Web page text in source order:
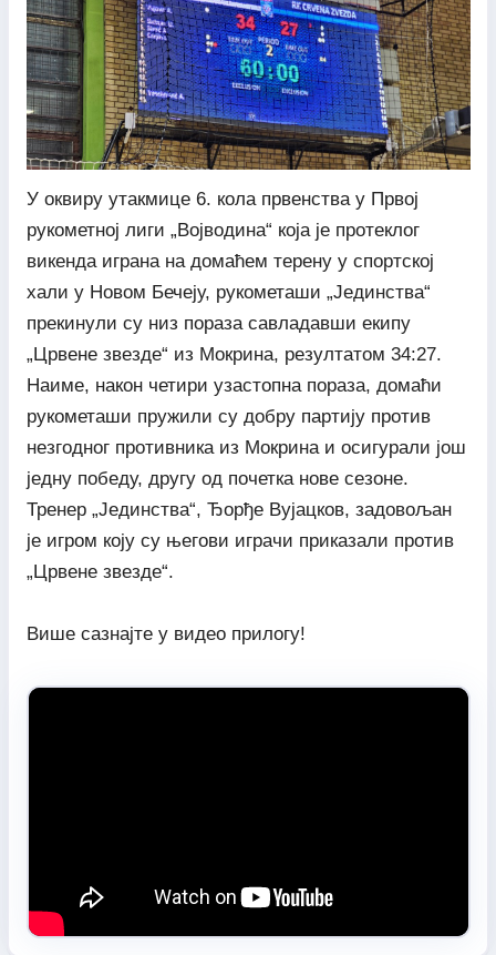
У оквиру утакмице 6. кола првенства у Првој
рукометној лиги „Војводина“ која је протеклог
викенда играна на домаћем терену у спортској
хали у Новом Бечеју, рукометаши „Јединства“
прекинули су низ пораза савладавши екипу
„Црвене звезде“ из Мокрина, резултатом 34:27.
Наиме, након четири узастопна пораза, домаћи
рукометаши пружили су добру партију против
незгодног противника из Мокрина и осигурали још
једну победу, другу од почетка нове сезоне.
Тренер „Јединства“, Ђорђе Вујацков, задовољан
је игром коју су његови играчи приказали против
„Црвене звезде“.
Више сазнајте у видео прилогу!